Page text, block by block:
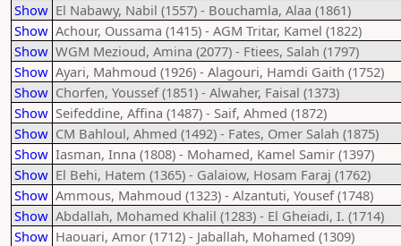
Show El Nabawy, Nabil (1557) - Bouchamla, Alaa (1861)
Show Achour, Oussama (1415) - AGM Tritar, Kamel (1822)
Show WGM Mezioud, Amina (2077) - Ftiees, Salah (1797)
Show Ayari, Mahmoud (1926) - Alagouri, Hamdi Gaith (1752)
Show Chorfen, Youssef (1851) - Alwaher, Faisal (1373)
Show Seifeddine, Affina (1487) - Saif, Ahmed (1872)
Show CM Bahloul, Ahmed (1492) - Fates, Omer Salah (1875)
Show Iasman, Inna (1808) - Mohamed, Kamel Samir (1397)
Show El Behi, Hatem (1365) - Galaiow, Hosam Faraj (1762)
Show Ammous, Mahmoud (1323) - Alzantuti, Yousef (1748)
Show Abdallah, Mohamed Khalil (1283) - El Gheiadi, I. (1714)
Show Haouari, Amor (1712) - Jaballah, Mohamed (1309)